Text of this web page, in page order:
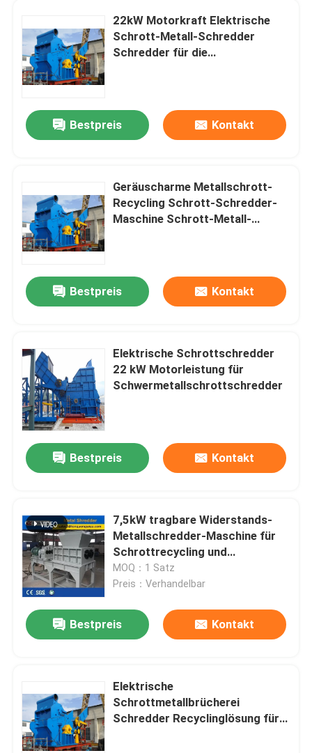
22kW Motorkraft Elektrische
Schrott-Metall-Schredder
Schredder für die
Bestpreis Kontakt
Geräuscharme Metallschrott-
Recycling Schrott-Schredder-
Maschine Schrott-Metall-
Bestpreis Kontakt
Elektrische Schrottschredder
22 kW Motorleistung für
Schwermetallschrottschredder
Bestpreis Kontakt
7,5kW tragbare Widerstands-
Metallschredder-Maschine für
Schrottrecycling und
Volumenreduzierung
MOQ：1 Satz
Preis：Verhandelbar
Bestpreis Kontakt
Elektrische
Schrottmetallbrücherei
Schredder Recyclinglösung für